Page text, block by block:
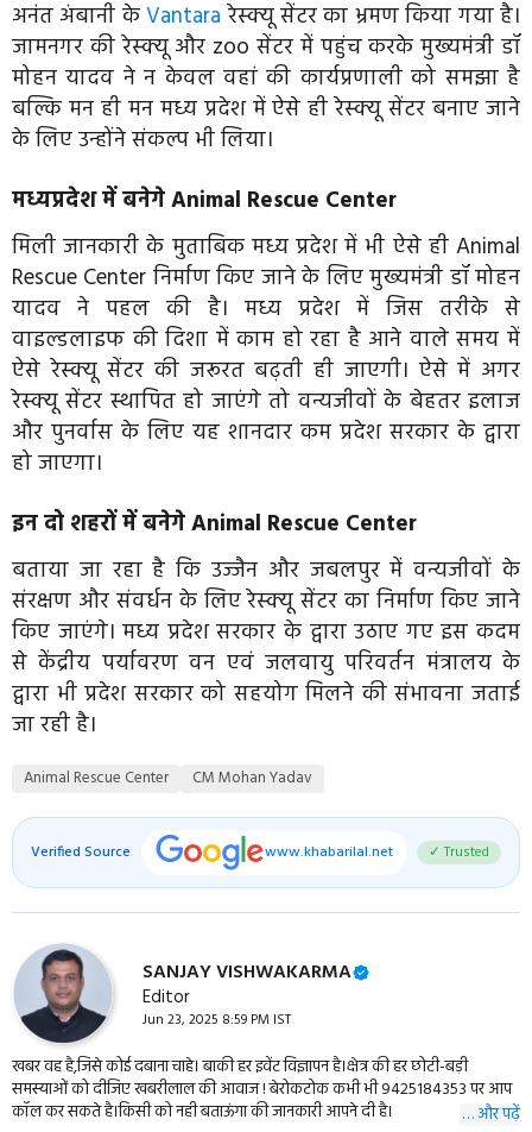
अनंत अंबानी केVantaraरेस्क्यू सेंटर का भ्रमण किया गया है।
जामनगर की रेस्क्यू और zoo सेंटर में पहुंच करके मुख्यमंत्री डॉ
मोहन यादव ने न केवल वहां की कार्यप्रणाली को समझा है
बल्कि मन ही मन मध्य प्रदेश में ऐसे ही रेस्क्यू सेंटर बनाए जाने
के लिए उन्होंने संकल्प भी लिया।
मध्यप्रदेश में बनेगे Animal Rescue Center
मिली जानकारी के मुताबिक मध्य प्रदेश में भी ऐसे ही Animal
Rescue Center निर्माण किए जाने के लिए मुख्यमंत्री डॉ मोहन
यादव ने पहल की है। मध्य प्रदेश में जिस तरीके से
वाइल्डलाइफ की दिशा में काम हो रहा है आने वाले समय में
ऐसे रेस्क्यू सेंटर की जरूरत बढ़ती ही जाएगी। ऐसे में अगर
रेस्क्यू सेंटर स्थापित हो जाएंगे तो वन्यजीवों के बेहतर इलाज
और पुनर्वास के लिए यह शानदार कम प्रदेश सरकार के द्वारा
हो जाएगा।
इन दो शहरों में बनेगे Animal Rescue Center
बताया जा रहा है कि उज्जैन और जबलपुर में वन्यजीवों के
संरक्षण और संवर्धन के लिए रेस्क्यू सेंटर का निर्माण किए जाने
किए जाएंगे। मध्य प्रदेश सरकार के द्वारा उठाए गए इस कदम
से केंद्रीय पर्यावरण वन एवं जलवायु परिवर्तन मंत्रालय के
द्वारा भी प्रदेश सरकार को सहयोग मिलने की संभावना जताई
जा रही है।
Animal Rescue Center CM Mohan Yadav
Verified Source www.khabarilal.net ✓ Trusted
SANJAY VISHWAKARMA
Editor
Jun 23, 2025 8:59 PM IST
खबर वह है,जिसे कोई दबाना चाहे। बाकी हर इवेंट विज्ञापन है।क्षेत्र की हर छोटी-बड़ी
समस्याओं को दीजिए खबरीलाल की आवाज ! बेरोकटोक कभी भी 9425184353 पर आप
कॉल कर सकते है।किसी को नही बताऊंगा की जानकारी आपने दी है।
… और पढ़ें